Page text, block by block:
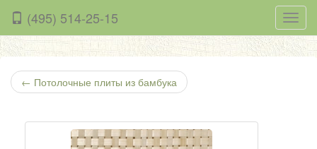
(495) 514-25-15
← Потолочные плиты из бамбука